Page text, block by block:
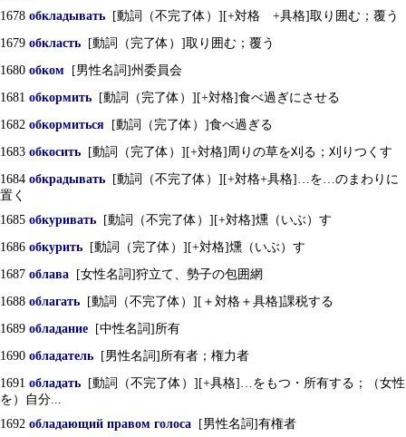
1678 обкладывать [動詞（不完了体）][+対格 +具格]取り囲む；覆う
1679 обкласть [動詞（完了体）]取り囲む；覆う
1680 обком [男性名詞]州委員会
1681 обкормить [動詞（完了体）][+対格]食べ過ぎにさせる
1682 обкормиться [動詞（完了体）]食べ過ぎる
1683 обкосить [動詞（完了体）][+対格]周りの草を刈る；刈りつくす
1684 обкрадывать [動詞（不完了体）][+対格+具格]…を…のまわりに
置く
1685 обкуривать [動詞（不完了体）][+対格]燻（いぶ）す
1686 обкурить [動詞（完了体）][+対格]燻（いぶ）す
1687 облава [女性名詞]狩立て、勢子の包囲網
1688 облагать [動詞（不完了体）][＋対格＋具格]課税する
1689 обладание [中性名詞]所有
1690 обладатель [男性名詞]所有者；権力者
1691 обладать [動詞（不完了体）][+具格]…をもつ・所有する；（女性
を）自分...
1692 обладающий правом голоса [男性名詞]有権者